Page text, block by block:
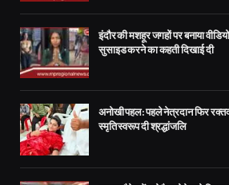
इंदौर की मशहूर जगहों पर बनाया
सुसाइड करने का कहती दिखाई दी
अनोखी पहल: पहले नेत्रदान फिर
स्मृति स्वरूप दी श्रद्धांजलि